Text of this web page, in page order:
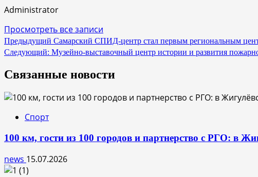
Administrator
Просмотреть все записи
Навигация
по
записям
Предыдущий Самарский СПИД-центр стал первым региональным
Следующий: Музейно-выставочный центр истории и развития
Связанные новости
Спорт
100 км, гости из 100 городов и партнерство с РГО: в
news 15.07.2026